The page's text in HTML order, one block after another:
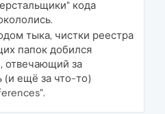
кода
тыка, чистки реестра
папок добился
отвечающий за
(и ещё за что-то)